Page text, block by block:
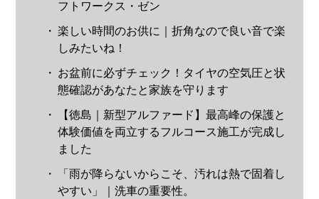
フトワークス・ゼン
・ 楽しい時間のお供に｜折角なので良い音で楽
しみたいね！
・ お盆前に必ずチェック！タイヤの空気圧と状
態確認があなたと家族を守ります
・
【徳島｜新型アルファード】最高峰の保護と
体験価値を両立するフルコース施工が完成し
ました
・
「雨が降らないからこそ、汚れは熱で固着し
やすい」｜洗車の重要性。